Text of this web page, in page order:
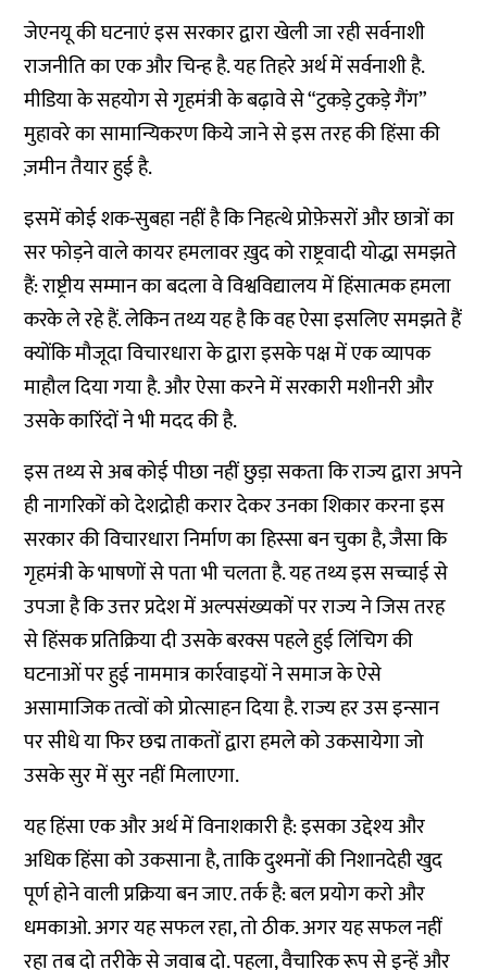
जेएनयू की घटनाएं इस सरकार द्वारा खेली जा रही सर्वनाशी
राजनीति का एक और चिन्ह है. यह तिहरे अर्थ में सर्वनाशी है.
मीडिया के सहयोग से गृहमंत्री के बढ़ावे से “टुकड़े टुकड़े गैंग”
मुहावरे का सामान्यिकरण किये जाने से इस तरह की हिंसा की
ज़मीन तैयार हुई है.
इसमें कोई शक-सुबहा नहीं है कि निहत्थे प्रोफ़ेसरों और छात्रों का
सर फोड़ने वाले कायर हमलावर ख़ुद को राष्ट्रवादी योद्धा समझते
हैं: राष्ट्रीय सम्मान का बदला वे विश्वविद्यालय में हिंसात्मक हमला
करके ले रहे हैं. लेकिन तथ्य यह है कि वह ऐसा इसलिए समझते हैं
क्योंकि मौजूदा विचारधारा के द्वारा इसके पक्ष में एक व्यापक
माहौल दिया गया है. और ऐसा करने में सरकारी मशीनरी और
उसके कारिंदों ने भी मदद की है.
इस तथ्य से अब कोई पीछा नहीं छुड़ा सकता कि राज्य द्वारा अपने
ही नागरिकों को देशद्रोही करार देकर उनका शिकार करना इस
सरकार की विचारधारा निर्माण का हिस्सा बन चुका है, जैसा कि
गृहमंत्री के भाषणों से पता भी चलता है. यह तथ्य इस सच्चाई से
उपजा है कि उत्तर प्रदेश में अल्पसंख्यकों पर राज्य ने जिस तरह
से हिंसक प्रतिक्रिया दी उसके बरक्स पहले हुई लिंचिग की
घटनाओं पर हुई नाममात्र कार्रवाइयों ने समाज के ऐसे
असामाजिक तत्वों को प्रोत्साहन दिया है. राज्य हर उस इन्सान
पर सीधे या फिर छद्म ताकतों द्वारा हमले को उकसायेगा जो
उसके सुर में सुर नहीं मिलाएगा.
यह हिंसा एक और अर्थ में विनाशकारी है: इसका उद्देश्य और
अधिक हिंसा को उकसाना है, ताकि दुश्मनों की निशानदेही खुद
पूर्ण होने वाली प्रक्रिया बन जाए. तर्क है: बल प्रयोग करो और
धमकाओ. अगर यह सफल रहा, तो ठीक. अगर यह सफल नहीं
रहा तब दो तरीके से जवाब दो. पहला, वैचारिक रूप से इन्हें और